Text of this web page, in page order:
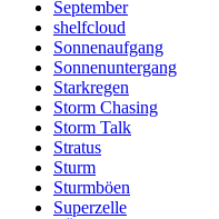
September
shelfcloud
Sonnenaufgang
Sonnenuntergang
Starkregen
Storm Chasing
Storm Talk
Stratus
Sturm
Sturmböen
Superzelle